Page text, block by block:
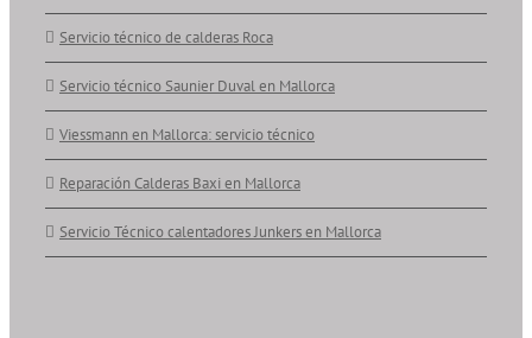
Servicio técnico de calderas Roca
Servicio técnico Saunier Duval en Mallorca
Viessmann en Mallorca: servicio técnico
Reparación Calderas Baxi en Mallorca
Servicio Técnico calentadores Junkers en Mallorca